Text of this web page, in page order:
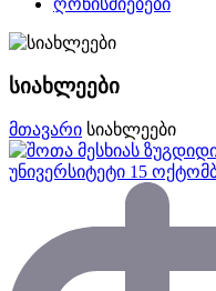
ღონისძიებები
სიახლეები
მთავარი სიახლეები